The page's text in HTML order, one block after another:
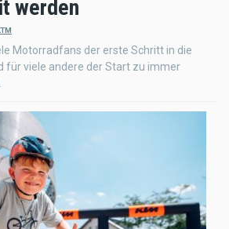
werden
Motorradfans der erste Schritt in die
für viele andere der Start zu immer